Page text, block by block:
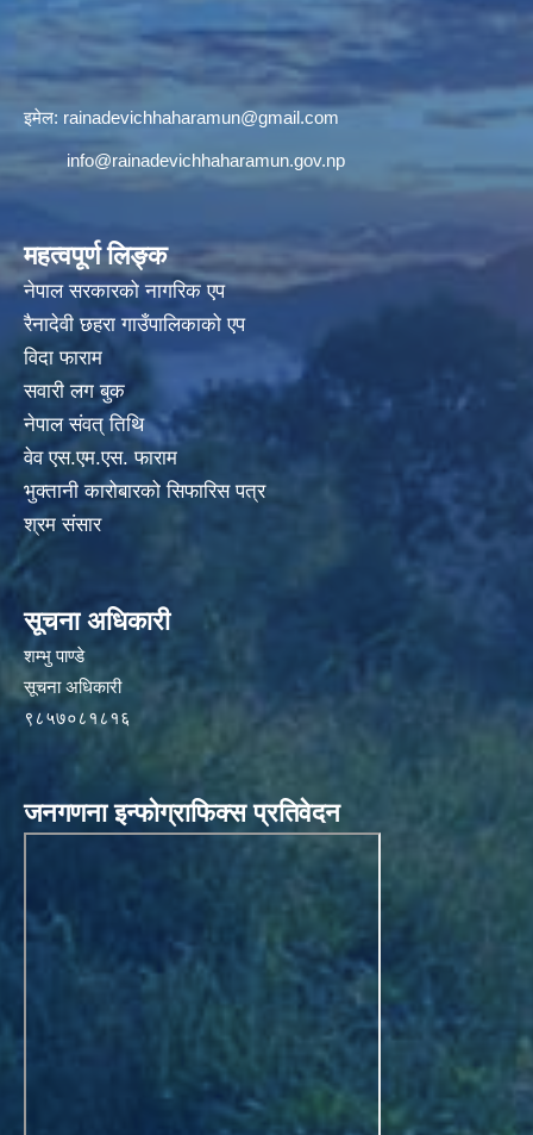
इमेल: rainadevichhaharamun@gmail.com
info@rainadevichhaharamun.gov.np
महत्वपूर्ण लिङ्क
नेपाल सरकारको नागरिक एप
रैनादेवी छहरा गाउँपालिकाको एप
विदा फाराम
सवारी लग बुक
नेपाल संवत् तिथि
वेव एस.एम.एस. फाराम
भुक्तानी कारोबारको सिफारिस पत्र
श्रम संसार
सूचना अधिकारी
शम्भु पाण्डे
सूचना अधिकारी
९८५७०८१८१६
जनगणना इन्फोग्राफिक्स प्रतिवेदन